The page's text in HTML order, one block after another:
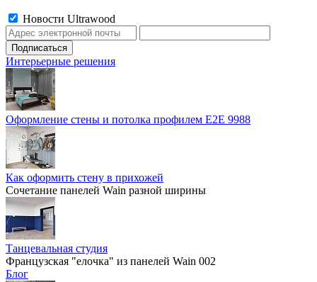
Новости Ultrawood
Интерьерные решения
Оформление стены и потолка профилем E2E 9988
Как оформить стену в прихожей
Сочетание панелей Wain разной ширины
Танцевальная студия
Французская "елочка" из панелей Wain 002
Блог